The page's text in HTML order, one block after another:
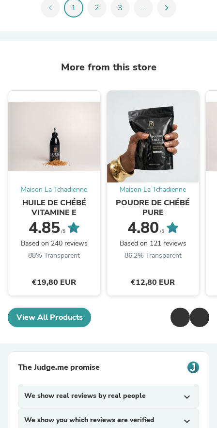
chevron_left 1 2 3 ... chevron_right
More from this store
Maison La Tchadienne
HUILE DE CHÉBÉ
VITAMINE E
4.85/5
Based on 240 reviews
88% Transparent
€19,80 EUR
Maison La Tchadienne
POUDRE DE CHÉBÉ
PURE
4.80 /5
Based on 121 reviews
86.2% Transparent
€12,80 EUR
View All Products
The Judge.me promise
We show real reviews by real people expand_more
We show you which reviews are verified expand_more